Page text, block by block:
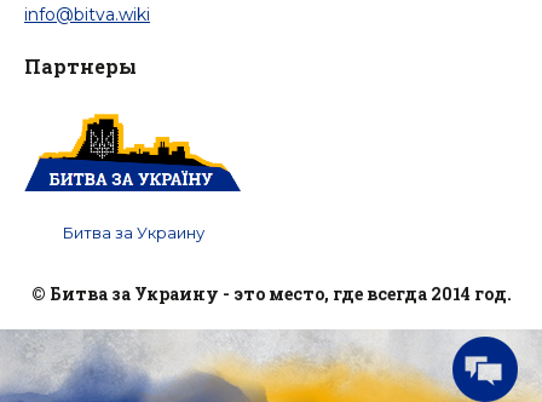
info@bitva.wiki
Партнеры
Битва за Украину
© Битва за Украину - это место, где всегда 2014 год.